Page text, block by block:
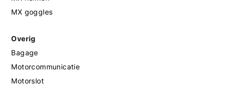
MX goggles
Overig
Bagage
Motorcommunicatie
Motorslot